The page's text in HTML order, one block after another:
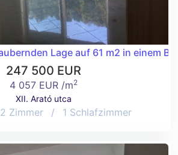
Lage auf 61 m2 in einem
247 500 EUR
4 057 EUR /m2
XII. Arató utca
2 Zimmer / 1 Schlafzimmer